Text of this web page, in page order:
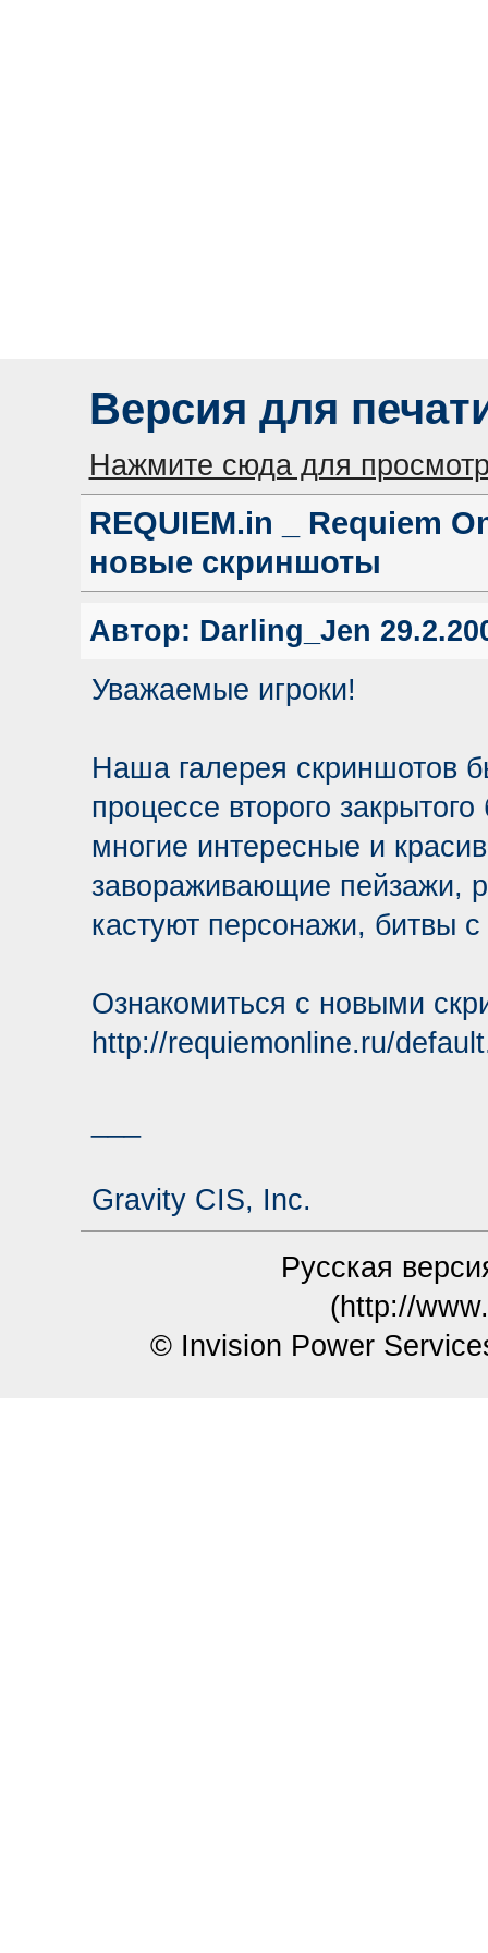
Версия для
Нажмите сюда для
REQUIEM.in _ Requiem
новые скриншоты
Автор: Darling_Jen
Уважаемые игроки!
Наша галерея скриншотов
процессе второго
многие интересные и
завораживающие пейзажи,
кастуют персонажи, битвы
Ознакомиться с новыми
http://requiemonline.ru/
Gravity CIS, Inc.
Русская
(http://
© Invision Power